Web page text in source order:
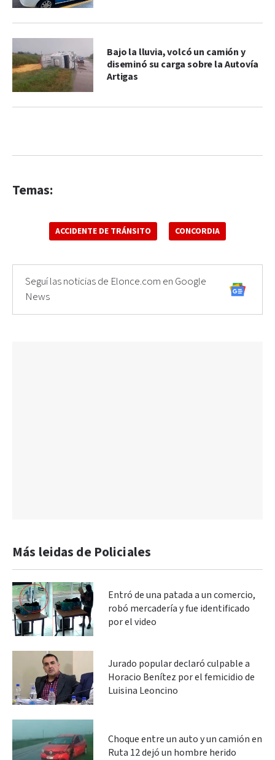
Bajo la lluvia, volcó un camión y
diseminó su carga sobre la Autovía
Artigas
Temas:
ACCIDENTE DE TRÁNSITO CONCORDIA
Seguí las noticias de Elonce.com en Google
News
Más leidas de Policiales
Entró de una patada a un comercio,
robó mercadería y fue identificado
por el video
Jurado popular declaró culpable a
Horacio Benítez por el femicidio de
Luisina Leoncino
Choque entre un auto y un camión en
Ruta 12 dejó un hombre herido